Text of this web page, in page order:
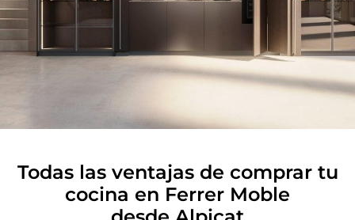
Todas las ventajas de comprar tu
cocina en Ferrer Moble